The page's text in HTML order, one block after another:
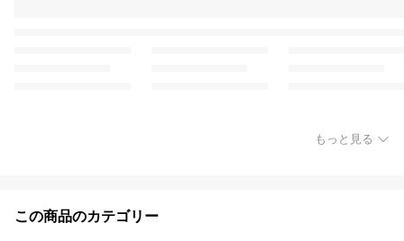
もっと見る
この商品のカテゴリー